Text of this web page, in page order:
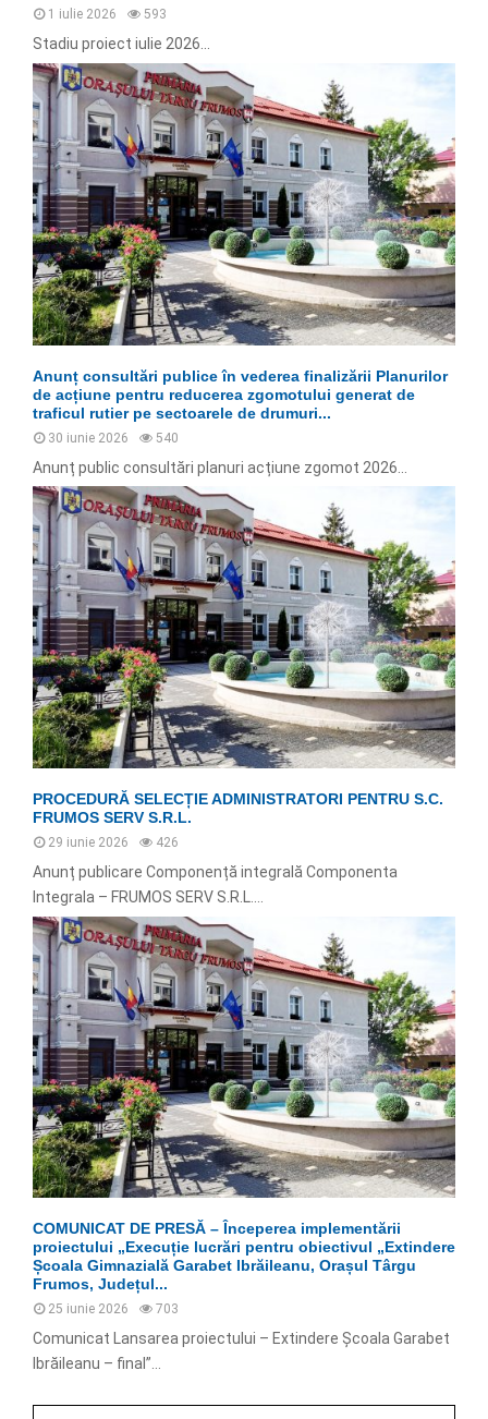
1 iulie 2026 593
Stadiu proiect iulie 2026...
Anunț consultări publice în vederea finalizării Planurilor
de acțiune pentru reducerea zgomotului generat de
traficul rutier pe sectoarele de drumuri...
30 iunie 2026 540
Anunț public consultări planuri acțiune zgomot 2026...
PROCEDURĂ SELECȚIE ADMINISTRATORI PENTRU S.C.
FRUMOS SERV S.R.L.
29 iunie 2026 426
Anunț publicare Componență integrală Componenta
Integrala – FRUMOS SERV S.R.L....
COMUNICAT DE PRESĂ – Începerea implementării
proiectului „Execuție lucrări pentru obiectivul „Extindere
Școala Gimnazială Garabet Ibrăileanu, Orașul Târgu
Frumos, Județul...
25 iunie 2026 703
Comunicat Lansarea proiectului – Extindere Școala Garabet
Ibrăileanu – final”...